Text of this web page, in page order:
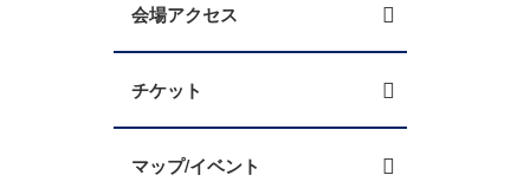
会場アクセス
チケット
マップ/イベント